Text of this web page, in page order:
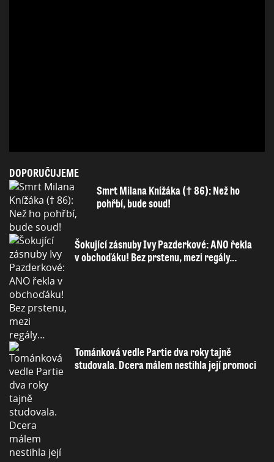
DOPORUČUJEME
Smrt Milana Knížáka († 86): Než ho
pohřbí, bude soud!
Šokující zásnuby Ivy Pazderkové: ANO řekla
v obchoďáku! Bez prstenu, mezi regály…
Tománková vedle Partie dva roky tajně
studovala. Dcera málem nestihla její promoci